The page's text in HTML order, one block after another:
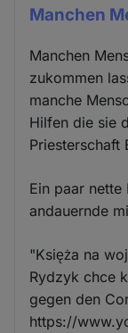
Manchen
Manchen
zukommen
manche
Hilfen die sie
Priesterschaft
Ein paar
andauernde
"Księża na
Rydzyk chce
gegen den
https://